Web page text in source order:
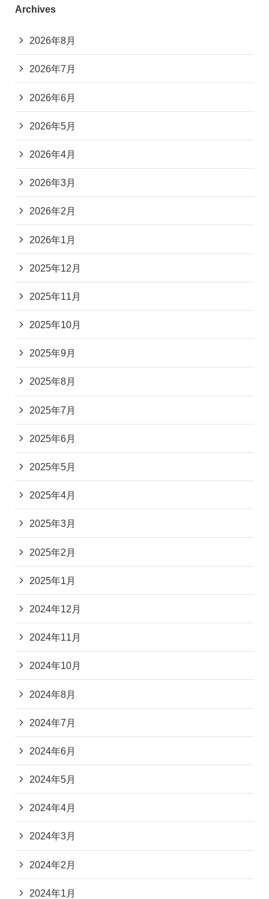
Archives
2026年8月
2026年7月
2026年6月
2026年5月
2026年4月
2026年3月
2026年2月
2026年1月
2025年12月
2025年11月
2025年10月
2025年9月
2025年8月
2025年7月
2025年6月
2025年5月
2025年4月
2025年3月
2025年2月
2025年1月
2024年12月
2024年11月
2024年10月
2024年8月
2024年7月
2024年6月
2024年5月
2024年4月
2024年3月
2024年2月
2024年1月